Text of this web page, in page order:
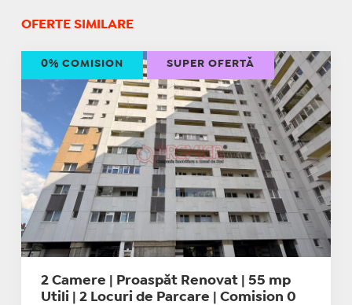
OFERTE SIMILARE
2 Camere | Proaspăt Renovat | 55 mp
Utili | 2 Locuri de Parcare | Comision 0
0% COMISION SUPER OFERTĂ